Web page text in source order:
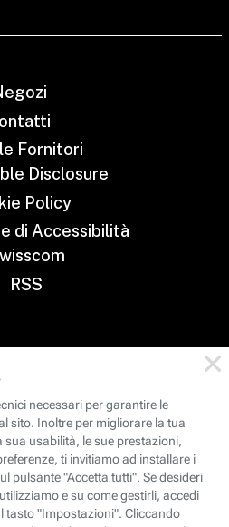
Fornitori
Disclosure
Policy
di Accessibilità
RSS